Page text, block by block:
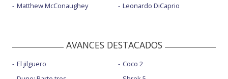
Matthew McConaughey
Leonardo DiCaprio
AVANCES DESTACADOS
El jilguero
Coco 2